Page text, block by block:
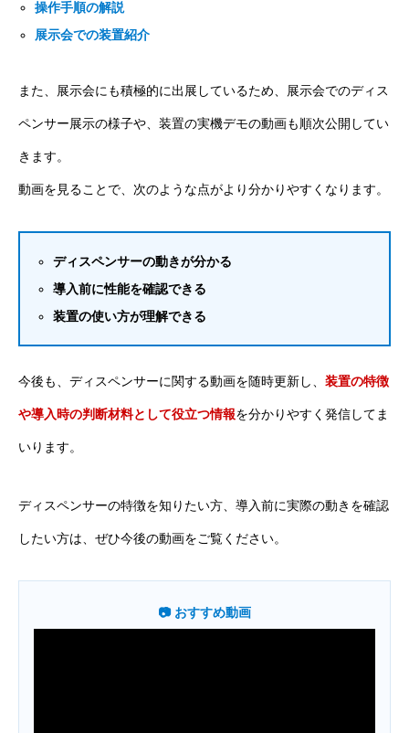
操作手順の解説
展示会での装置紹介
また、展示会にも積極的に出展しているため、展示会でのディス
ペンサー展示の様子や、装置の実機デモの動画も順次公開してい
きます。
動画を見ることで、次のような点がより分かりやすくなります。
ディスペンサーの動きが分かる
導入前に性能を確認できる
装置の使い方が理解できる
今後も、ディスペンサーに関する動画を随時更新し、 装置の特徴
や導入時の判断材料として役立つ情報を分かりやすく発信してま
いります。
ディスペンサーの特徴を知りたい方、導入前に実際の動きを確認
したい方は、ぜひ今後の動画をご覧ください。
📷 おすすめ動画